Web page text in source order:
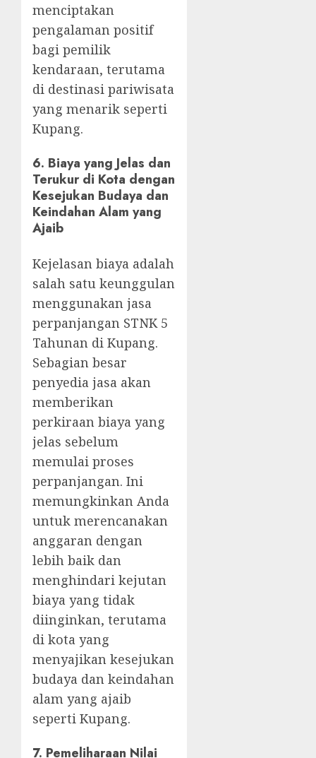
menciptakan
pengalaman positif
bagi pemilik
kendaraan, terutama
di destinasi pariwisata
yang menarik seperti
Kupang.
6. Biaya yang Jelas dan
Terukur di Kota dengan
Kesejukan Budaya dan
Keindahan Alam yang
Ajaib
Kejelasan biaya adalah
salah satu keunggulan
menggunakan jasa
perpanjangan STNK 5
Tahunan di Kupang.
Sebagian besar
penyedia jasa akan
memberikan
perkiraan biaya yang
jelas sebelum
memulai proses
perpanjangan. Ini
memungkinkan Anda
untuk merencanakan
anggaran dengan
lebih baik dan
menghindari kejutan
biaya yang tidak
diinginkan, terutama
di kota yang
menyajikan kesejukan
budaya dan keindahan
alam yang ajaib
seperti Kupang.
7. Pemeliharaan Nilai